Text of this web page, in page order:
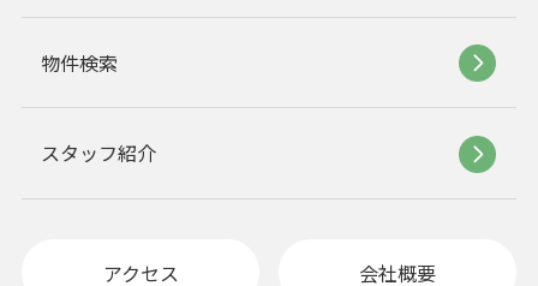
物件検索
スタッフ紹介
アクセス 会社概要